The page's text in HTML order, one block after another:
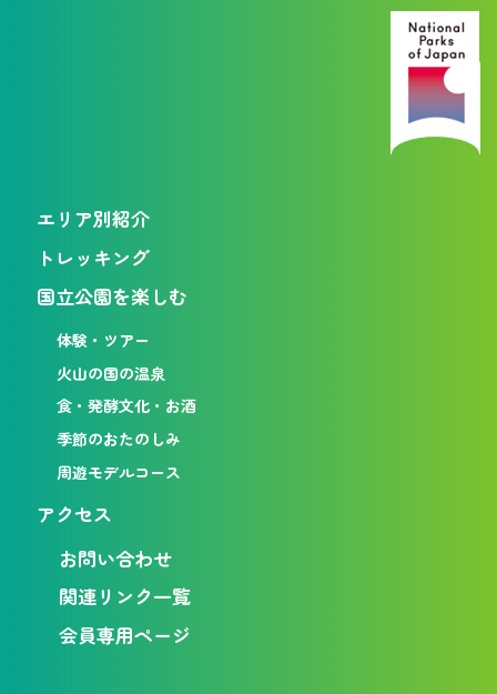
エリア別紹介
トレッキング
国立公園を楽しむ
体験・ツアー
火山の国の温泉
食・発酵文化・お酒
季節のおたのしみ
周遊モデルコース
アクセス
お問い合わせ
関連リンク一覧
会員専用ページ